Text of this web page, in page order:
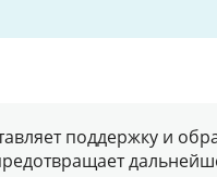
поддержку и